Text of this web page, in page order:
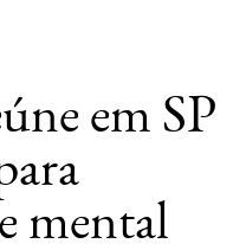
em SP
mental